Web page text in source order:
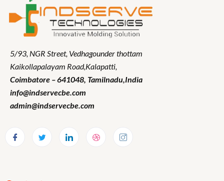
5/93, NGR Street, Vedhagounder thottam
Kaikollapalayam Road,Kalapatti,
Coimbatore – 641048, Tamilnadu,India
info@indservecbe.com
admin@indservecbe.com